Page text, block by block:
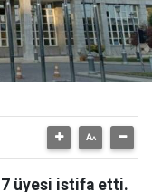
üyesi istifa etti.